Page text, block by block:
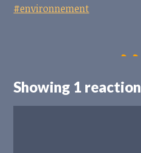
#environnement
Showing 1 reaction